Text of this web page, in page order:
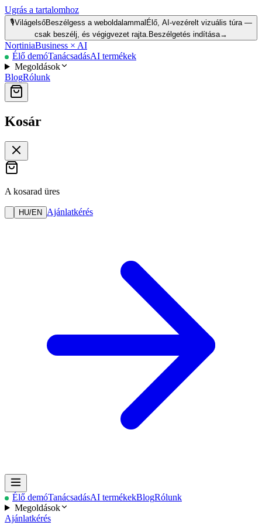
Ugrás a tartalomhoz
🎙️VilágelsőBeszélgess a weboldalammal Élő, AI-vezérelt vizuális túra —
csak beszélj, és végigvezet rajta. Beszélgetés indítása→
NortiniaBusiness × AI
Élő demóTanácsadásAI termékek
Megoldások
BlogRólunk
Kosár
A kosarad üres
HU/EN Ajánlatkérés
Élő demóTanácsadásAI termékekBlogRólunk
Megoldások
Ajánlatkérés